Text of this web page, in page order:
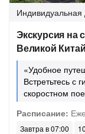
Индивидуальная
Экскурсия на
Великой
«Удобное
Встретьтесь с
скоростном
Расписание:
Завтра в 07:00